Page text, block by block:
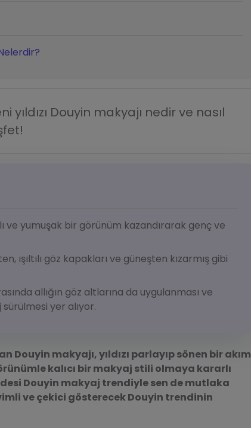
Douyin makyajı nedir ve nasıl
ve yumuşak bir görünüm kazandırarak genç ve
ışıltılı göz kapakları ve güneşten kızarmış gibi
allığın göz altlarına da uygulanması ve
yer alıyor.
Douyin makyajı, yıldızı parlayıp sönen bir akım
kalıcı bir makyaj stili olmaya kararlı
Douyin makyaj trendiyle sen de mutlaka
ve çekici gösterecek Douyin trendinin